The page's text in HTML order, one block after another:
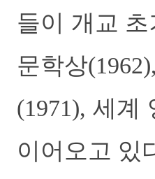
들이 개교
문학상
(1971), 세계
이어오고 있